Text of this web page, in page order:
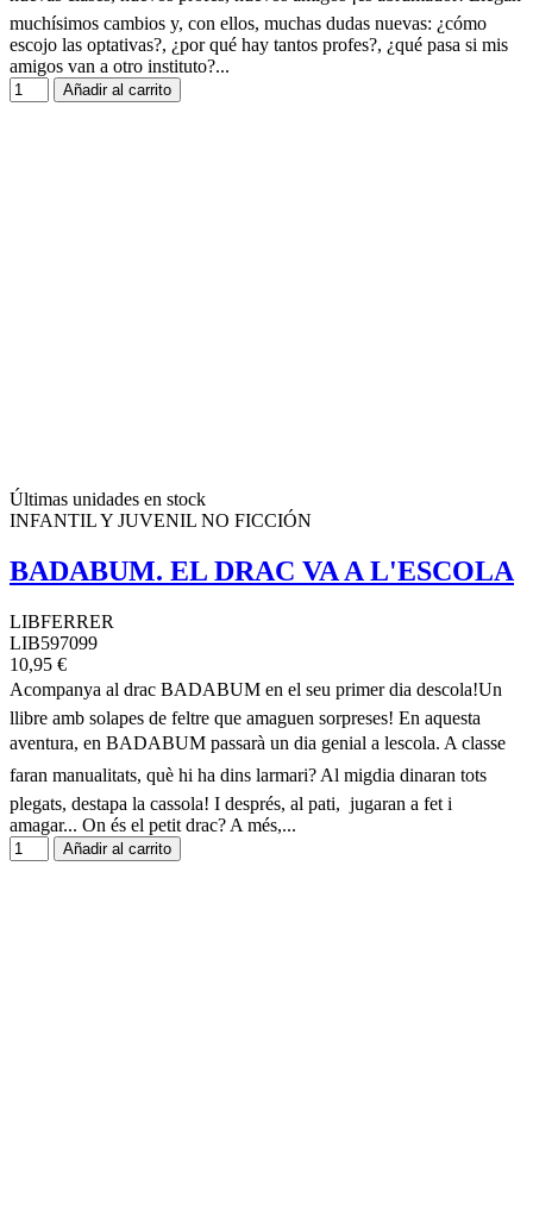
muchísimos cambios y, con ellos, muchas dudas nuevas: ¿cómo
escojo las optativas?, ¿por qué hay tantos profes?, ¿qué pasa si mis
amigos van a otro instituto?...
Añadir al carrito
Últimas unidades en stock
INFANTIL Y JUVENIL NO FICCIÓN
BADABUM. EL DRAC VA A L'ESCOLA
LIBFERRER
LIB597099
10,95 €
Acompanya al drac BADABUM en el seu primer dia descola!Un
llibre amb solapes de feltre que amaguen sorpreses! En aquesta
aventura, en BADABUM passarà un dia genial a lescola. A classe
faran manualitats, què hi ha dins larmari? Al migdia dinaran tots
plegats, destapa la cassola! I després, al pati, jugaran a fet i
amagar... On és el petit drac? A més,...
Añadir al carrito